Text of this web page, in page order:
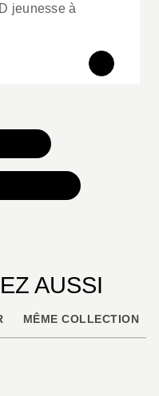
jeunesse à
AUSSI
MÊME COLLECTION